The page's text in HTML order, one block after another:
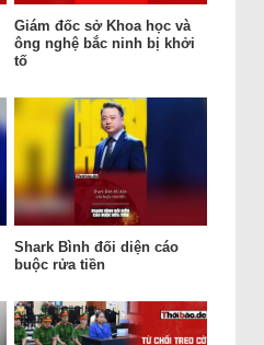
Giám đốc sở Khoa học và
ông nghệ bắc ninh bị khởi
tố
Shark Bình đối diện cáo
buộc rửa tiền